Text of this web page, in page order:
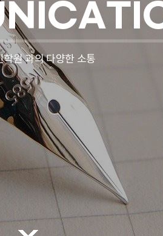
학원 과의 다양한 소통